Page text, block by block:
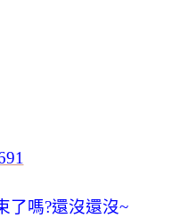
了嗎?還沒還沒~